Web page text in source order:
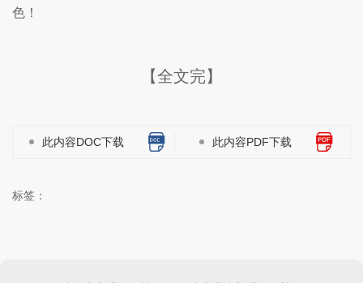
色！
【全文完】
此内容DOC下载 此内容PDF下载
标签：